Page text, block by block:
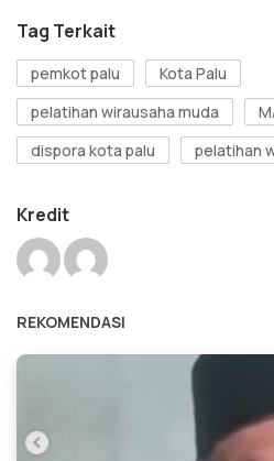
Tag Terkait
pemkot palu
Kota Palu
pelatihan wirausaha muda
dispora kota palu
pelatihan
Kredit
REKOMENDASI